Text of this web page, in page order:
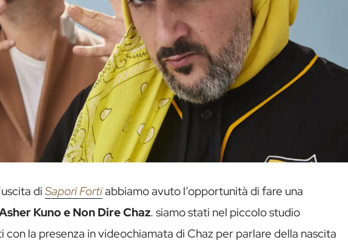
di Sapori Fortiabbiamo avuto l’opportunità di fare una
Kuno e Non Dire Chaz. siamo stati nel piccolo studio
con la presenza in videochiamata di Chaz per parlare della nascita